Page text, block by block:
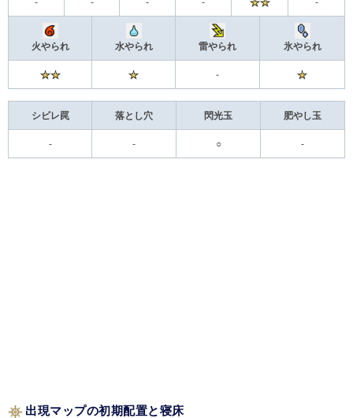
- - - - -
火やられ 水やられ 雷やられ 氷やられ
-
シビレ罠 落とし穴 閃光玉 肥やし玉
- - ○ -
出現マップの初期配置と寝床